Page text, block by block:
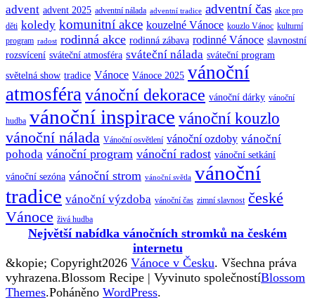
advent advent 2025 adventní nálada adventní tradice adventní čas akce pro
děti koledy komunitní akce kouzelné Vánoce kouzlo Vánoc kulturní
program radost rodinná akce rodinná zábava rodinné Vánoce slavnostní
rozsvícení sváteční atmosféra sváteční nálada sváteční program
světelná show tradice Vánoce Vánoce 2025 vánoční
atmosféra vánoční dekorace vánoční dárky vánoční
hudba vánoční inspirace vánoční kouzlo
vánoční nálada Vánoční osvětlení vánoční ozdoby vánoční
pohoda vánoční program vánoční radost vánoční setkání
vánoční sezóna vánoční strom vánoční světla vánoční
tradice vánoční výzdoba vánoční čas zimní slavnost české
Vánoce živá hudba
Největší nabídka vánočních stromků na českém
internetu
&kopie; Copyright2026 Vánoce v Česku. Všechna práva
vyhrazena.Blossom Recipe | Vyvinuto společnostíBlossom
Themes.Poháněno WordPress.